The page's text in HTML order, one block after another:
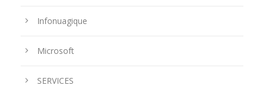
Infonuagique
Microsoft
SERVICES